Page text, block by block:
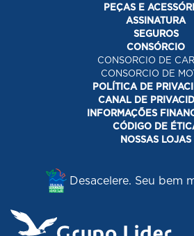
PEÇAS E
ASSINATURA
SEGUROS
CONSÓRCIO
CONSORCIO DE
CONSORCIO DE
POLÍTICA DE
CANAL DE
INFORMAÇÕES
CÓDIGO DE
NOSSAS LOJAS
Desacelere. Seu bem